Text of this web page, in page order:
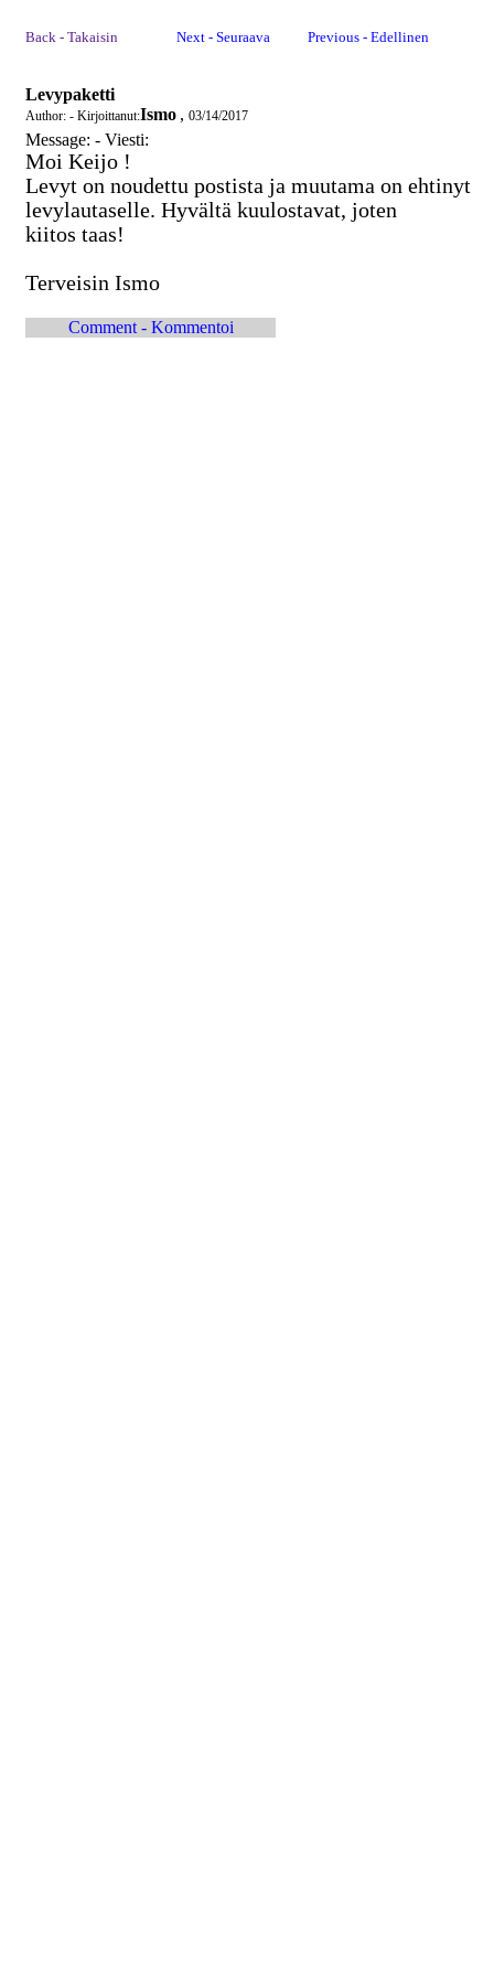
Back - Takaisin Next - Seuraava Previous - Edellinen
Levypaketti
Author: - Kirjoittanut:Ismo , 03/14/2017
Message: - Viesti:
Moi Keijo !
Levyt on noudettu postista ja muutama on ehtinyt
levylautaselle. Hyvältä kuulostavat, joten
kiitos taas!
Terveisin Ismo
Comment - Kommentoi